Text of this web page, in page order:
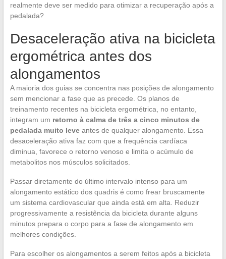
realmente deve ser medido para otimizar a recuperação após a
pedalada?
Desaceleração ativa na bicicleta
ergométrica antes dos
alongamentos
A maioria dos guias se concentra nas posições de alongamento
sem mencionar a fase que as precede. Os planos de
treinamento recentes na bicicleta ergométrica, no entanto,
integram um retorno à calma de três a cinco minutos de
pedalada muito leveantes de qualquer alongamento. Essa
desaceleração ativa faz com que a frequência cardíaca
diminua, favorece o retorno venoso e limita o acúmulo de
metabolitos nos músculos solicitados.
Passar diretamente do último intervalo intenso para um
alongamento estático dos quadris é como frear bruscamente
um sistema cardiovascular que ainda está em alta. Reduzir
progressivamente a resistência da bicicleta durante alguns
minutos prepara o corpo para a fase de alongamento em
melhores condições.
Para escolher os alongamentos a serem feitos após a bicicleta